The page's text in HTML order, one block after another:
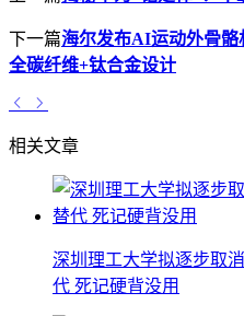
下一篇海尔发布AI运动外骨骼
全碳纤维+钛合金设计
相关文章
深圳理工大学拟逐步取
代 死记硬背没用